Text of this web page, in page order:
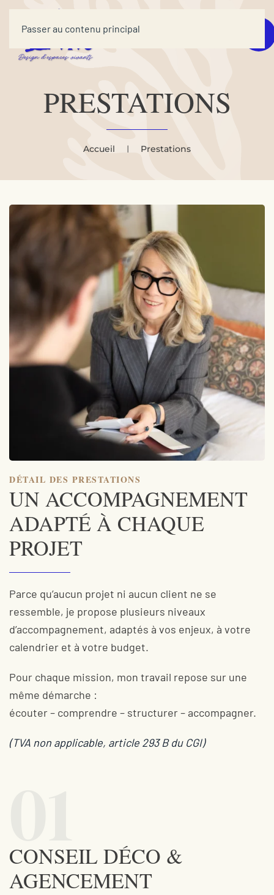
Passer au contenu principal
PRESTATIONS
Accueil Prestations
DÉTAIL DES PRESTATIONS
UN ACCOMPAGNEMENT
ADAPTÉ À CHAQUE
PROJET
Parce qu’aucun projet ni aucun client ne se
ressemble, je propose plusieurs niveaux
d’accompagnement, adaptés à vos enjeux, à votre
calendrier et à votre budget.
Pour chaque mission, mon travail repose sur une
même démarche :
écouter – comprendre – structurer – accompagner.
(TVA non applicable, article 293 B du CGI)
CONSEIL DÉCO &
AGENCEMENT